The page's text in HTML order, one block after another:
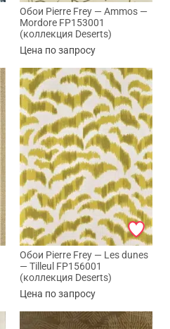
Обои Pierre Frey — Ammos —
Mordore FP153001
(коллекция Deserts)
Цена по запросу
Обои Pierre Frey — Les dunes
— Tilleul FP156001
(коллекция Deserts)
Цена по запросу